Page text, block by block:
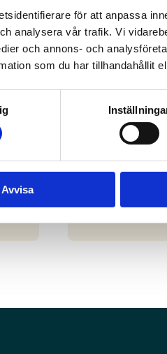
för att anpassa
analysera vår trafik. Vi
och annons- och
som du har tillhandahållit
Avvisa
Region Väst
Värmlands
Region
Region
Dalarnas,
Uppsalas län,